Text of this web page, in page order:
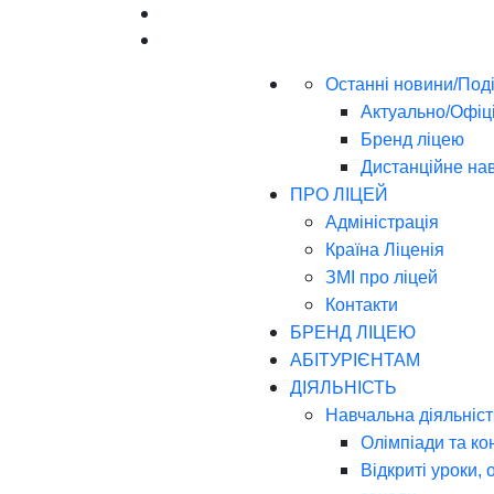
Останні новини/
Актуально/
Бренд ліцею
Дистанційне
ПРО ЛІЦЕЙ
Адміністрація
Країна Ліценія
ЗМІ про ліцей
Контакти
БРЕНД ЛІЦЕЮ
АБІТУРІЄНТАМ
ДІЯЛЬНІСТЬ
Навчальна
Олімпіади та
Відкриті уроки,